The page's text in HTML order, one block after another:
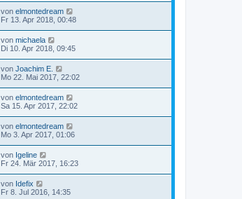
von elmontedream
Fr 13. Apr 2018, 00:48
von michaela
Di 10. Apr 2018, 09:45
von Joachim E.
Mo 22. Mai 2017, 22:02
von elmontedream
Sa 15. Apr 2017, 22:02
von elmontedream
Mo 3. Apr 2017, 01:06
von Igeline
Fr 24. Mär 2017, 16:23
von Idefix
Fr 8. Jul 2016, 14:35